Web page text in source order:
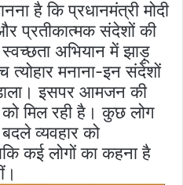
है कि प्रधानमंत्री मोदी
प्रतीकात्मक संदेशों की
अभियान में झाड़ू
त्योहार मनाना-इन संदेशों
इसपर आमजन की
को मिल रही है। कुछ लोग
व्यवहार को
कई लोगों का कहना है